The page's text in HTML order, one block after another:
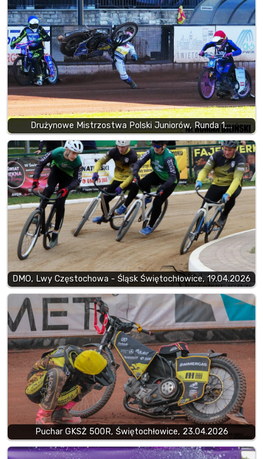
Drużynowe Mistrzostwa Polski Juniorów, Runda 1,…
DMO, Lwy Częstochowa - Śląsk Świętochłowice, 19.04.2026
Puchar GKSŻ 500R, Świętochłowice, 23.04.2026